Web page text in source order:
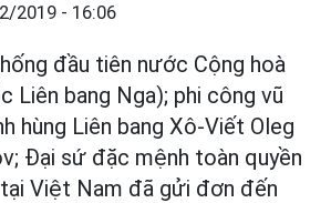
2019 - 16:06
đầu tiên nước Cộng hoà
Liên bang Nga); phi công vũ
hùng Liên bang Xô-Viết Oleg
Đại sứ đặc mệnh toàn quyền
Việt Nam đã gửi đơn đến